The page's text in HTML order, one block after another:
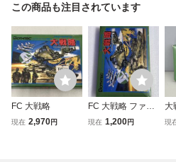
この商品も注目されています
FC 大戦略
現在 2,970円
FC 大戦略 ファミ
コン
現在 1,200円
大
コ
現